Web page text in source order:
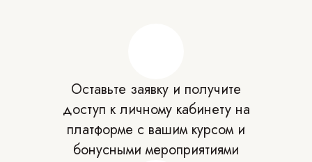
Оставьте заявку и получите
доступ к личному кабинету на
платформе с вашим курсом и
бонусными мероприятиями